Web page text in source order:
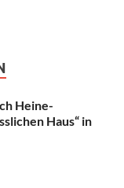
Heine-
Haus“ in